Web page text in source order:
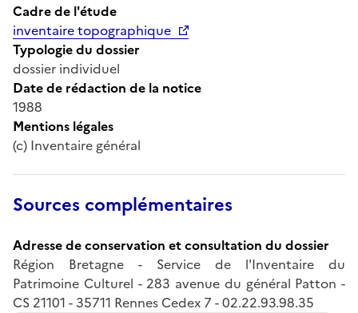
Cadre de l'étude
inventaire topographique
Typologie du dossier
dossier individuel
Date de rédaction de la notice
1988
Mentions légales
(c) Inventaire général
Sources complémentaires
Adresse de conservation et consultation du dossier
Région Bretagne - Service de l'Inventaire du
Patrimoine Culturel - 283 avenue du général Patton -
CS 21101 - 35711 Rennes Cedex 7 - 02.22.93.98.35